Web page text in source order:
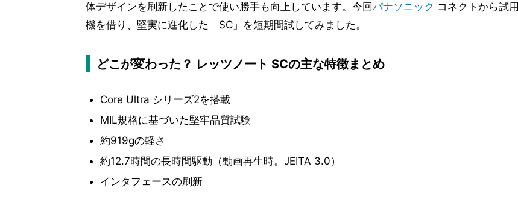
体デザインを刷新したことで使い勝手も向上しています。今回パナソニック コネクトから試用
機を借り、堅実に進化した「SC」を短期間試してみました。
どこが変わった？ レッツノート SCの主な特徴まとめ
Core Ultra シリーズ2を搭載
MIL規格に基づいた堅牢品質試験
約919gの軽さ
約12.7時間の長時間駆動（動画再生時。JEITA 3.0）
インタフェースの刷新